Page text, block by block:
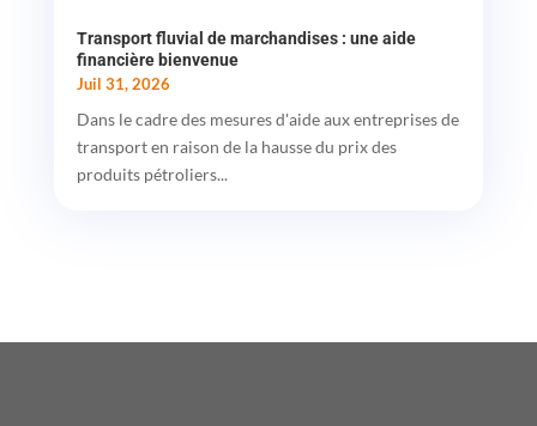
Transport fluvial de marchandises : une aide
financière bienvenue
Juil 31, 2026
Dans le cadre des mesures d'aide aux entreprises de
transport en raison de la hausse du prix des
produits pétroliers...